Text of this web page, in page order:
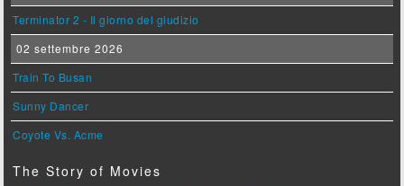
Terminator 2 - Il giorno del giudizio
02 settembre 2026
Train To Busan
Sunny Dancer
Coyote Vs. Acme
The Story of Movies